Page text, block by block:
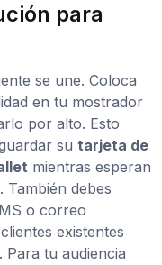
para
se une. Coloca
en tu mostrador
por alto. Esto
su tarjeta de
mientras esperan
También debes
o correo
existentes
Para tu audiencia